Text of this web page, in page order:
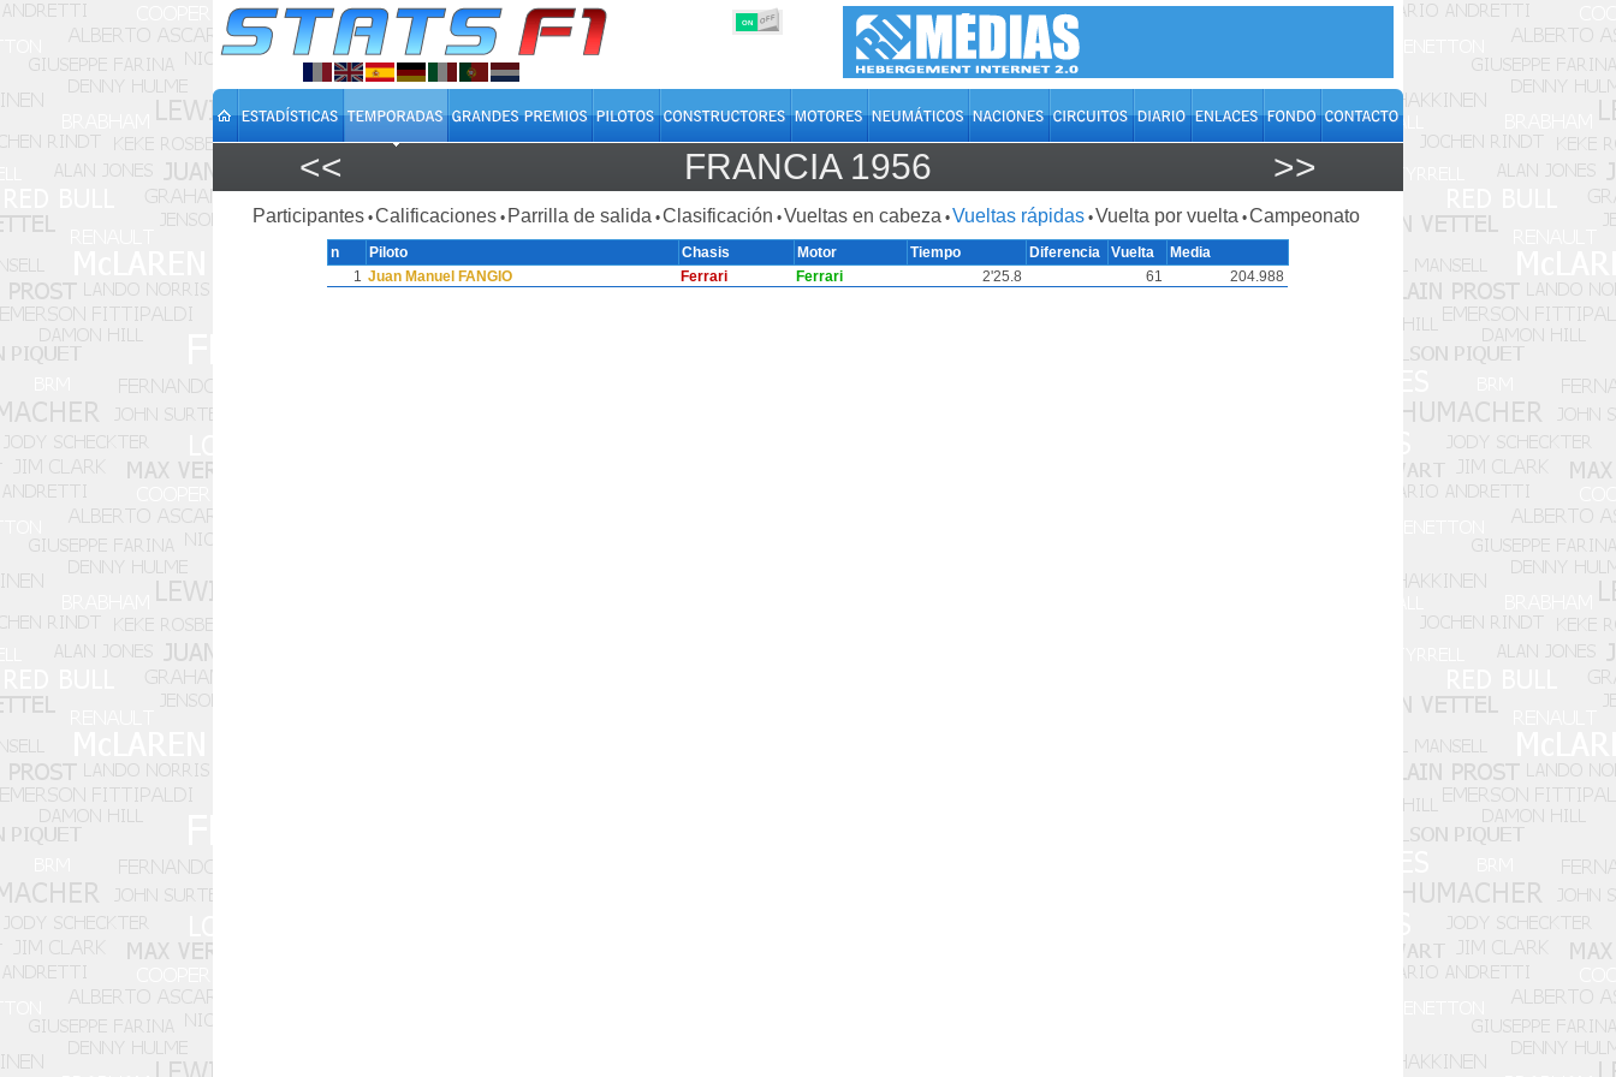
ON OFF
<< FRANCIA 1956 >>
Participantes •Calificaciones • Parrilla de salida •Clasificación •Vueltas en cabeza •Vueltas rápidas •Vuelta por vuelta •Campeonato
n Piloto Chasis Motor Tiempo Diferencia Vuelta
Media
1 Juan Manuel FANGIO Ferrari Ferrari 2'25.8 61 204.988